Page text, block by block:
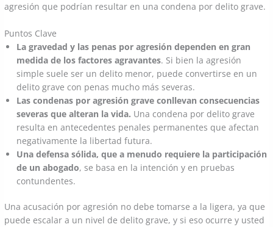
agresión que podrían resultar en una condena por delito grave.
Puntos Clave
La gravedad y las penas por agresión dependen en gran
medida de los factores agravantes. Si bien la agresión
simple suele ser un delito menor, puede convertirse en un
delito grave con penas mucho más severas.
Las condenas por agresión grave conllevan consecuencias
severas que alteran la vida. Una condena por delito grave
resulta en antecedentes penales permanentes que afectan
negativamente la libertad futura.
Una defensa sólida, que a menudo requiere la participación
de un abogado, se basa en la intención y en pruebas
contundentes.
Una acusación por agresión no debe tomarse a la ligera, ya que
puede escalar a un nivel de delito grave, y si eso ocurre y usted